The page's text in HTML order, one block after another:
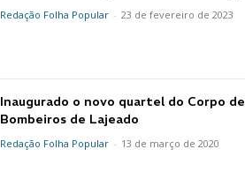
Redação Folha Popular - 23 de fevereiro de 2023
Inaugurado o novo quartel do Corpo de
Bombeiros de Lajeado
Redação Folha Popular - 13 de março de 2020